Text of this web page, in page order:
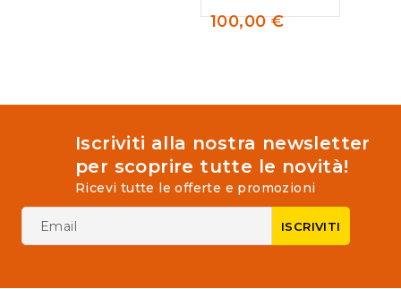
0
100,00€
Iscriviti alla nostra newsletter
per scoprire tutte le novità!
Ricevi tutte le offerte e promozioni